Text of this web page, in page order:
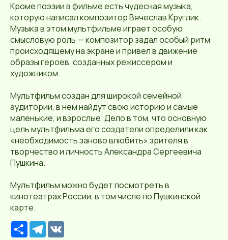
Кроме поэзии в фильме есть чудесная музыка,
которую написал композитор Вячеслав Круглик.
Музыка в этом мультфильме играет особую
смысловую роль — композитор задал особый ритм
происходящему на экране и привел в движение
образы героев, созданных режиссером и
художником.
Мультфильм создан для широкой семейной
аудитории, в нем найдут свою историю и самые
маленькие, и взрослые. Дело в том, что основную
цель мультфильма его создатели определили как
«необходимость заново влюбить» зрителя в
творчество и личность Александра Сергеевича
Пушкина.
Мультфильм можно будет посмотреть в
кинотеатрах России, в том числе по Пушкинской
карте.
Р
е
T
e